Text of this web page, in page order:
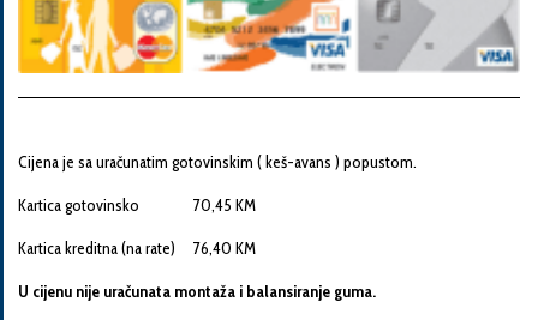
Vaša
poruka
Cijena je sa uračunatim gotovinskim ( keš-avans ) popustom.
Kartica gotovinsko 70,45 KM
Kartica kreditna (na rate) 76,40 KM
U cijenu nije uračunata montaža i balansiranje guma.